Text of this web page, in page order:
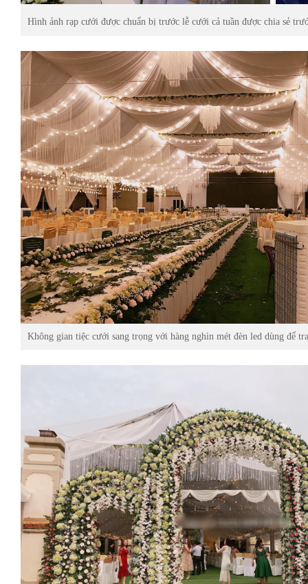
Hình ảnh rạp cưới được chuẩn bị trước lễ cưới cả tuần được chia sẻ
Không gian tiệc cưới sang trọng với hàng nghìn mét đèn led dùng để